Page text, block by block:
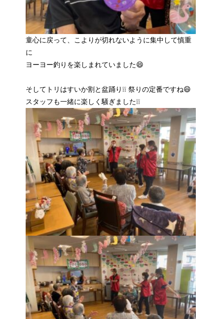
童心に戻って、こよりが切れないように集中して慎重
に
ヨーヨー釣りを楽しまれていました😄
そしてトリはすいか割と盆踊り❕❕ 祭りの定番ですね😄
スタッフも一緒に楽しく騒ぎました❕❕